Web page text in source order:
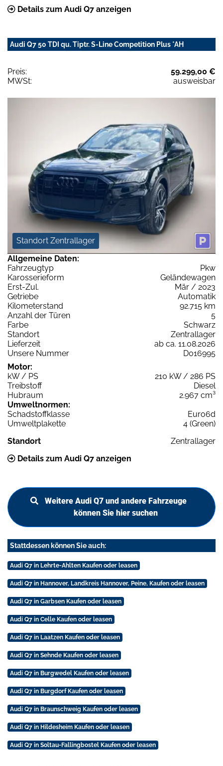
Details zum Audi Q7 anzeigen
Audi Q7 50 TDI qu. Tiptr. S-Line Competition Plus *AH
Preis:
59.299,00 €
MWSt:
ausweisbar
Standort Zentrallager
Allgemeine Daten:
Fahrzeugtyp
Pkw
Karosserieform
Geländewagen
Erst-Zul.
Mär / 2023
Getriebe
Automatik
Kilometerstand
92.715 km
Anzahl der Türen
5
Farbe
Schwarz
Standort
Zentrallager
Lieferzeit
ab ca. 11.08.2026
Unsere Nummer
D016995
Motor:
kW / PS
210 kW / 286 PS
Treibstoff
Diesel
Hubraum
2.967 cm³
Umweltnormen:
Schadstoffklasse
Euro6d
Umweltplakette
4 (Green)
Standort
Zentrallager
Details zum Audi Q7 anzeigen
Weitere Audi Q7 und andere Fahrzeuge
können Sie hier suchen
Stattdessen können Sie auch:
Audi Q7 in Lehrte-Ahlten Kaufen oder leasen
Audi Q7 in Hannover, Landkreis Hannover, Peine, Kaufen oder leasen
Audi Q7 in Garbsen Kaufen oder leasen
Audi Q7 in Celle Kaufen oder leasen
Audi Q7 in Laatzen Kaufen oder leasen
Audi Q7 in Sehnde Kaufen oder leasen
Audi Q7 in Burgwedel Kaufen oder leasen
Audi Q7 in Burgdorf Kaufen oder leasen
Audi Q7 in Braunschweig Kaufen oder leasen
Audi Q7 in Hildesheim Kaufen oder leasen
Audi Q7 in Soltau-Fallingbostel Kaufen oder leasen